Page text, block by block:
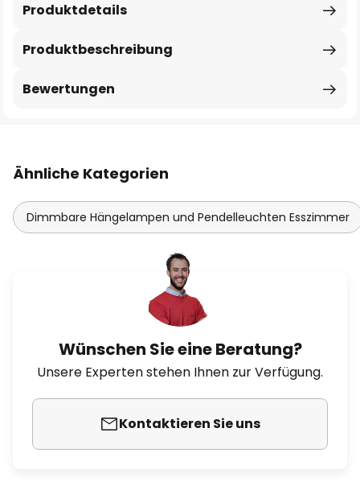
Produktbeschreibung
Produktdetails
Bewertungen
Ähnliche Kategorien
Dimmbare Hängelampen und Pendelleuchten Esszimmer
Wünschen Sie eine Beratung?
Unsere Experten stehen Ihnen zur Verfügung.
Kontaktieren Sie uns